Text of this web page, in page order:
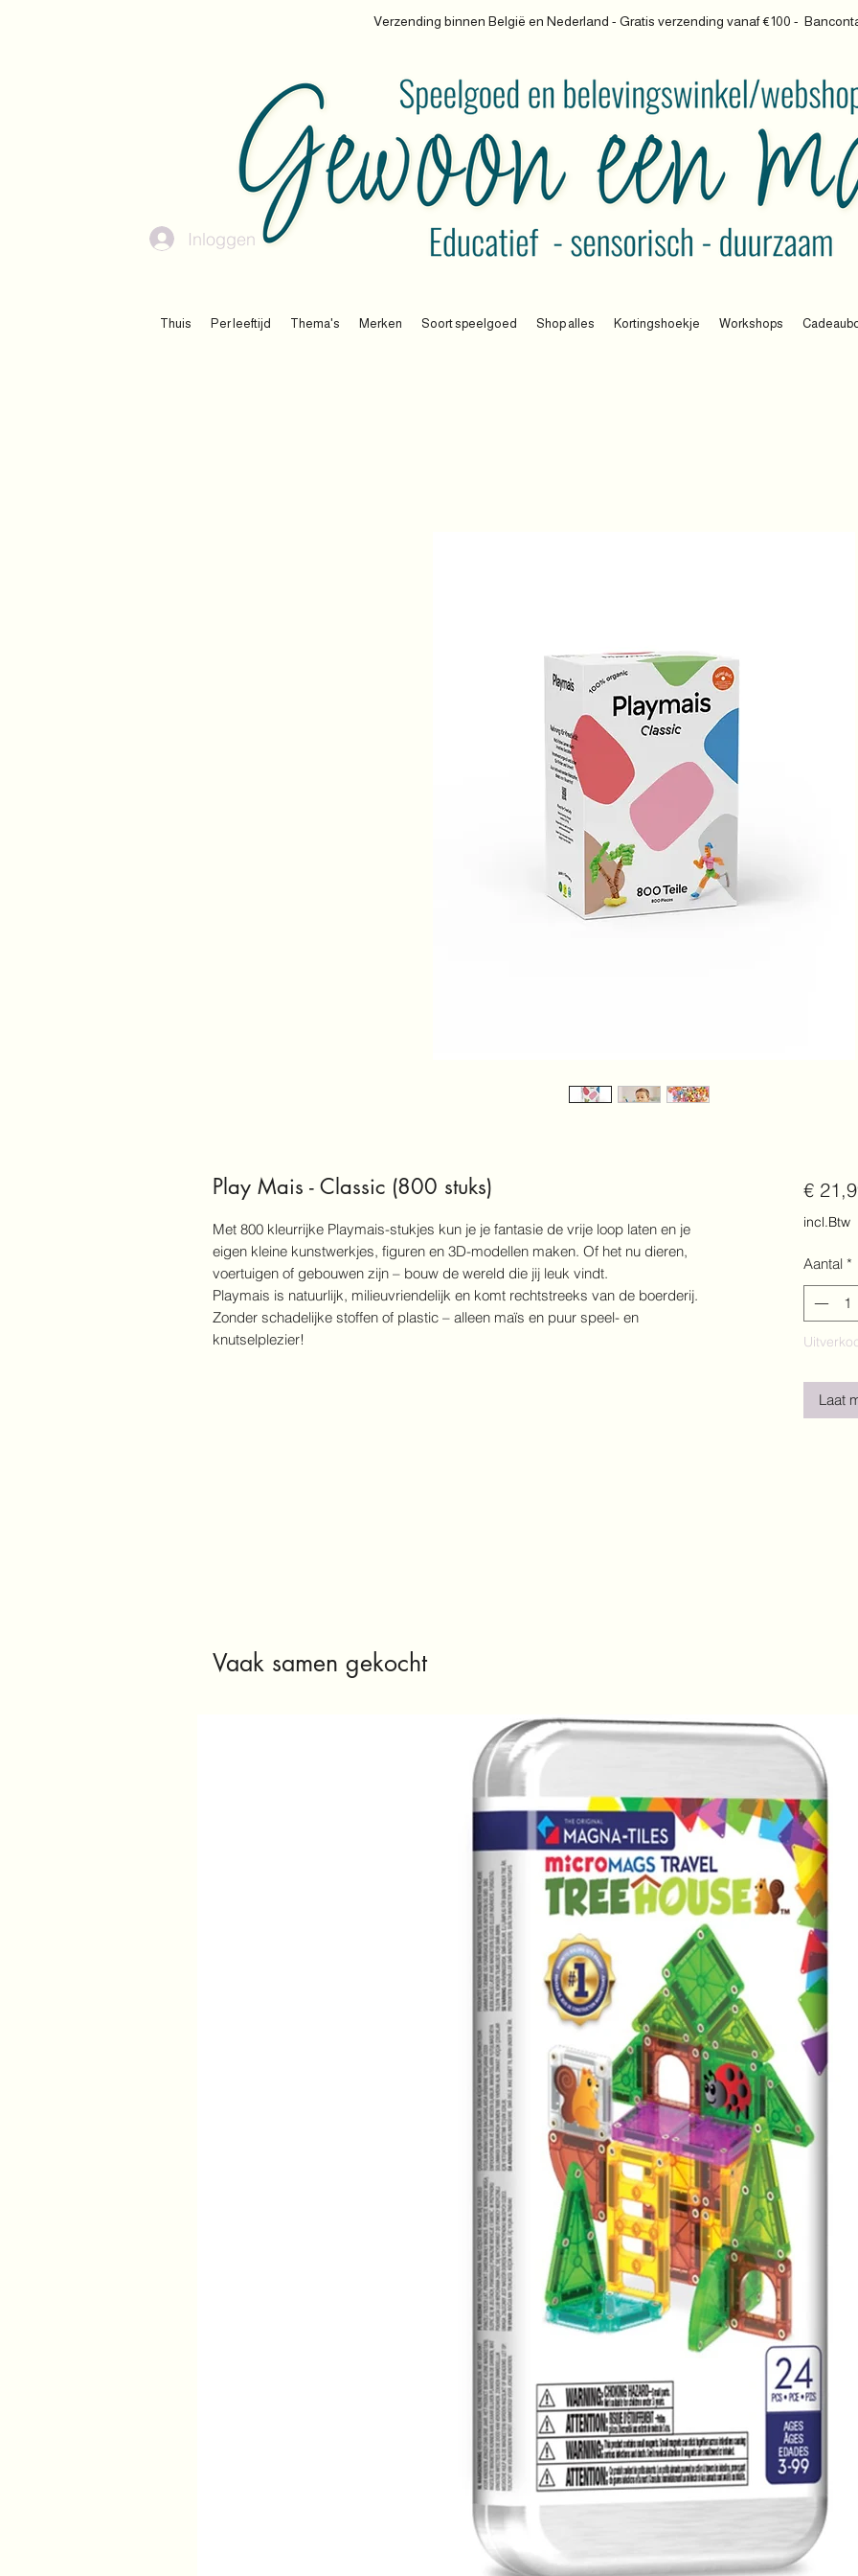
Verzending binnen België en Nederland - Gratis verzending vanaf €100 -
Thuis Per leeftijd Thema's Merken Soort speelgoed Shop alles Kortingshoekje Workshops
Inloggen
Play Mais - Classic (800 stuks)
Met 800 kleurrijke Playmais-stukjes kun je je fantasie de vrije loop laten en je
eigen kleine kunstwerkjes, figuren en 3D-modellen maken. Of het nu dieren,
voertuigen of gebouwen zijn – bouw de wereld die jij leuk vindt.
Playmais is natuurlijk, milieuvriendelijk en komt rechtstreeks van de boerderij.
Zonder schadelijke stoffen of plastic – alleen maïs en puur speel- en
knutselplezier!
€
incl.Btw
Aantal *
Laat
Vaak samen gekocht